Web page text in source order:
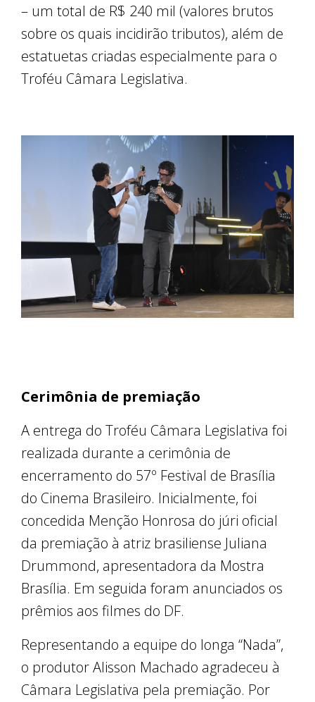
– um total de R$ 240 mil (valores brutos
sobre os quais incidirão tributos), além de
estatuetas criadas especialmente para o
Troféu Câmara Legislativa.
Cerimônia de premiação
A entrega do Troféu Câmara Legislativa foi
realizada durante a cerimônia de
encerramento do 57º Festival de Brasília
do Cinema Brasileiro. Inicialmente, foi
concedida Menção Honrosa do júri oficial
da premiação à atriz brasiliense Juliana
Drummond, apresentadora da Mostra
Brasília. Em seguida foram anunciados os
prêmios aos filmes do DF.
Representando a equipe do longa “Nada”,
o produtor Alisson Machado agradeceu à
Câmara Legislativa pela premiação. Por